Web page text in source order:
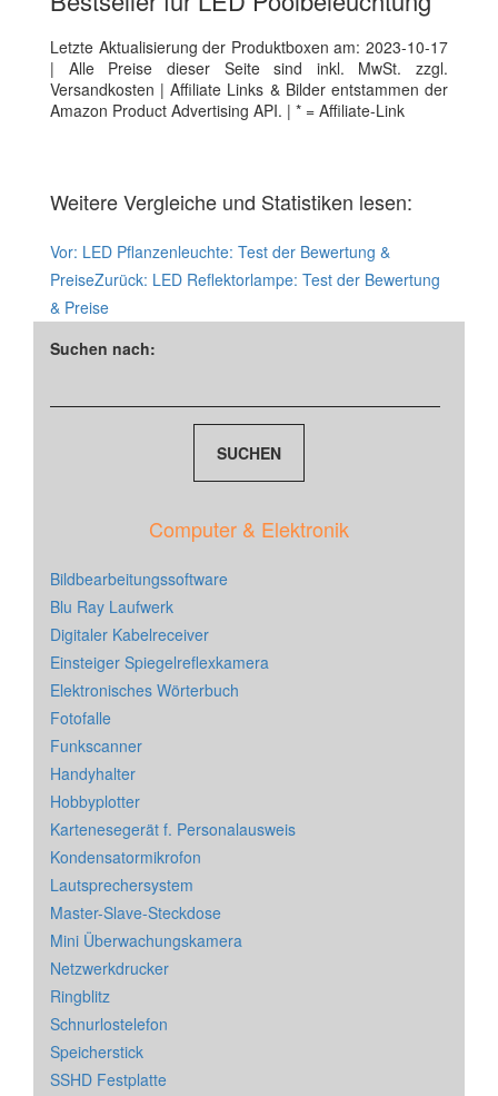
Letzte Aktualisierung der Produktboxen am: 2023-10-17
| Alle Preise dieser Seite sind inkl. MwSt. zzgl.
Versandkosten | Affiliate Links & Bilder entstammen der
Amazon Product Advertising API. | * = Affiliate-Link
Weitere Vergleiche und Statistiken lesen:
Vor: LED Pflanzenleuchte: Test der Bewertung &
PreiseZurück: LED Reflektorlampe: Test der Bewertung
& Preise
Suchen nach:
Computer & Elektronik
Bildbearbeitungssoftware
Blu Ray Laufwerk
Digitaler Kabelreceiver
Einsteiger Spiegelreflexkamera
Elektronisches Wörterbuch
Fotofalle
Funkscanner
Handyhalter
Hobbyplotter
Kartenesegerät f. Personalausweis
Kondensatormikrofon
Lautsprechersystem
Master-Slave-Steckdose
Mini Überwachungskamera
Netzwerkdrucker
Ringblitz
Schnurlostelefon
Speicherstick
SSHD Festplatte